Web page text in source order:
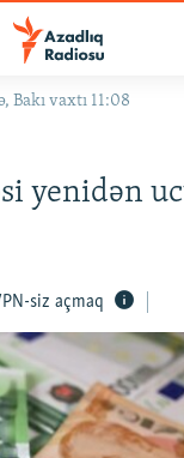
Bakı vaxtı 11:08
yenidən
siz açmaq